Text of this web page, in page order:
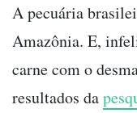
A pecuária
Amazônia. E,
carne com o
resultados da